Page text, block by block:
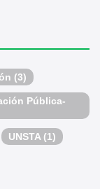
(3)
Pública-
UNSTA(1)